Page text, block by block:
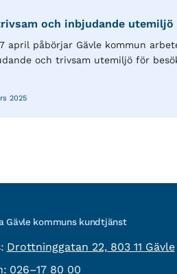
och inbjudande
april påbörjar Gävle kommun
och trivsam utemiljö för
2025
Gävle kommuns kundtjänst
besöksadress:
Drottninggatan 22, 803 11 Gävle
Telefon:
026–17 80 00